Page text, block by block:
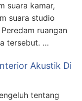
suara kamar,
suara studio
ruangan
tersebut. …
Akustik Di
tentang